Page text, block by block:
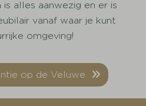
is alles aanwezig en er is
vanaf waar je kunt
omgeving!
op de Veluwe